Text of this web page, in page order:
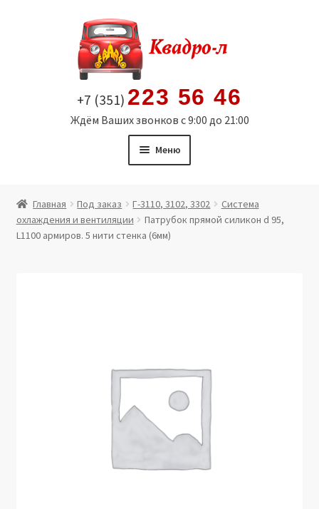
содержимому
+7 (351) 223 56 46
Ждём Ваших звонков с 9:00 до 21:00
Меню
Витрина
Главная Под заказ Г-3110, 3102, 3302
Система
охлаждения и вентиляции
Патрубок прямой силикон d 95,
L1100 армиров. 5 нити стенка (6мм)